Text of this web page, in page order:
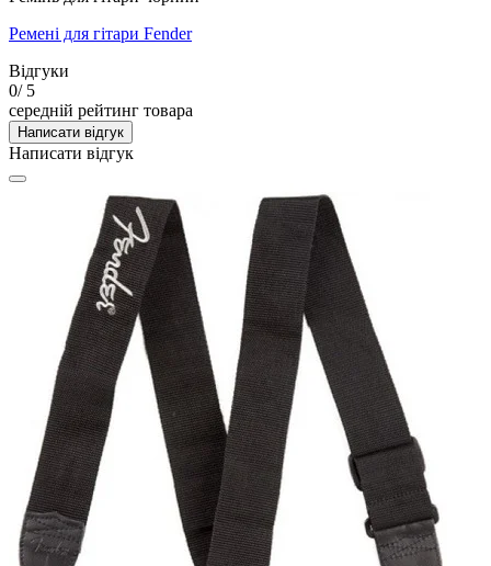
Ремені для гітари Fender
Відгуки
0/ 5
середній рейтинг товара
Написати відгук
Написати відгук